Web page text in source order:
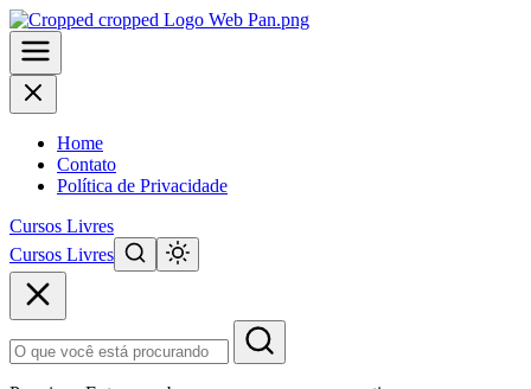
Home
Contato
Política de Privacidade
Cursos Livres
Cursos Livres
Pular
para
o
conteúdo
principal